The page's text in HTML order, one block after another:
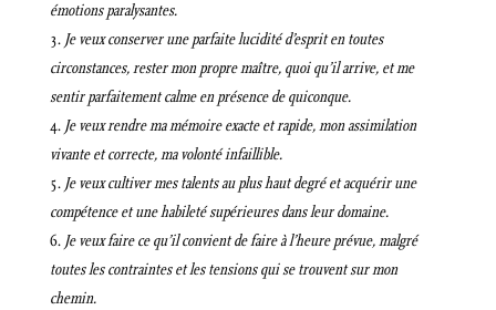
émotions paralysantes.
Je veux conserver une parfaite lucidité d’esprit en toutes
circonstances, rester mon propre maître, quoi qu’il arrive, et me
sentir parfaitement calme en présence de quiconque.
Je veux rendre ma mémoire exacte et rapide, mon assimilation
vivante et correcte, ma volonté infaillible.
Je veux cultiver mes talents au plus haut degré et acquérir une
compétence et une habileté supérieures dans leur domaine.
Je veux faire ce qu’il convient de faire à l’heure prévue, malgré
toutes les contraintes et les tensions qui se trouvent sur mon
chemin.